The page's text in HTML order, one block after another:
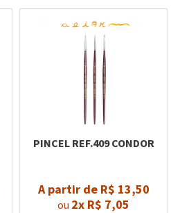
PINCEL REF.409 CONDOR
A partir de R$ 13,50
ou 2x R$ 7,05